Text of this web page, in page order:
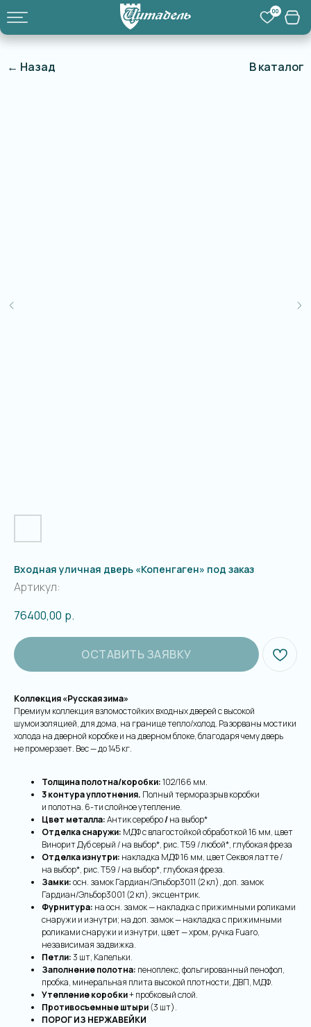
00
← Назад В каталог
Входная уличная дверь «Копенгаген» под заказ
Артикул:
76400,00 р.
ОСТАВИТЬ ЗАЯВКУ
Коллекция «Русская зима»
Премиум коллекция взломостойких входных дверей с высокой
шумоизоляцией, для дома, на границе тепло/холод. Разорваны мостики
холода на дверной коробке и на дверном блоке, благодаря чему дверь
не промерзает. Вес — до 145 кг.
Толщина полотна/коробки:102/166 мм.
3 контура уплотнения. Полный терморазрыв коробки
и полотна. 6-ти слойное утепление.
Цвет металла:Антик серебро/на выбор*
Отделка снаружи: МДФ с влагостойкой обработкой 16 мм, цвет
Винорит Дуб серый / на выбор*, рис. Т59 / любой*, глубокая фреза
Отделка изнутри: накладка МДФ 16 мм, цвет Секвоя латте /
на выбор*, рис. Т59 / на выбор*, глубокая фреза.
Замки:осн. замок Гардиан/Эльбор3011 (2 кл), доп. замок
Гардиан/Эльбор3001 (2 кл), эксцентрик.
Фурнитура: на осн. замок — накладка с прижимными роликами
снаружи и изнутри; на доп. замок — накладка с прижимными
роликами снаружи и изнутри, цвет — хром, ручка Fuaro,
независимая задвижка.
Петли:3 шт, Капельки.
Заполнение полотна: пеноплекс, фольгированный пенофол,
пробка, минеральная плита высокой плотности, ДВП, МДФ.
Утепление коробки+ пробковый слой.
Противосъемные штыри(3 шт).
ПОРОГ ИЗ НЕРЖАВЕЙКИ